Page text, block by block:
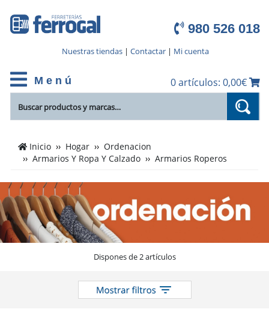
980 526 018
Nuestras tiendas| Contactar| Mi cuenta
M e n ú 0 artículos: 0,00€
Cientos
de
de
Armarios
Roperos
en
el
Inicio Hogar
Ordenacion
Armarios Y Ropa Y Calzado
Armarios Roperos
Dispones de 2 artículos